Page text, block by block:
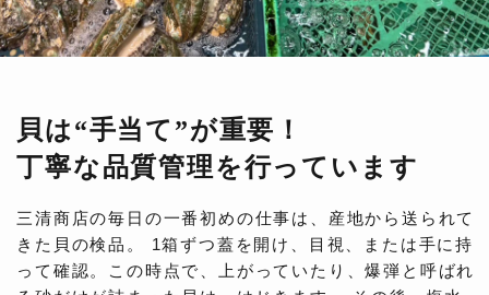
貝は“手当て”が重要！
丁寧な品質管理を行っています
三清商店の毎日の一番初めの仕事は、産地から送られて
きた貝の検品。 1箱ずつ蓋を開け、目視、または手に持
って確認。この時点で、上がっていたり、爆弾と呼ばれ